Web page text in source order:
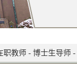
职教师 - 博士生导师 -